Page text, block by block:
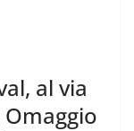
al via
Omaggio